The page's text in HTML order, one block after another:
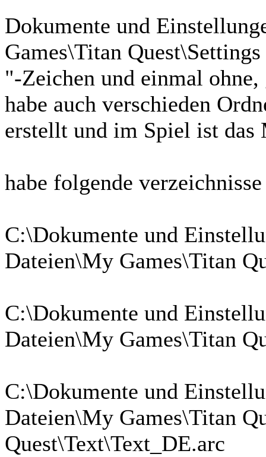
Dokumente und
Games\Titan
"-Zeichen und einmal
habe auch verschieden
erstellt und im Spiel ist das
habe folgende
C:\Dokumente und
Dateien\My Games\Titan
C:\Dokumente und
Dateien\My Games\Titan
C:\Dokumente und
Dateien\My Games\Titan
Quest\Text\Text_DE.arc